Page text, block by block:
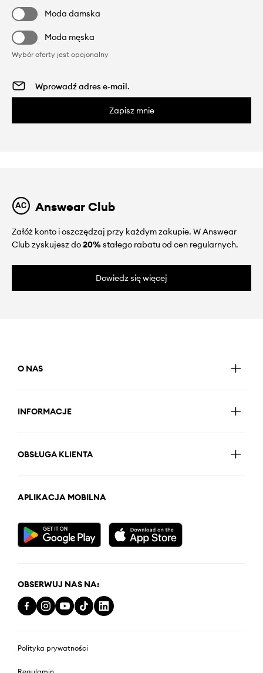
Moda damska
Moda męska
Wybór oferty jest opcjonalny
Zapisz mnie
Answear Club
Załóż konto i oszczędzaj przy każdym zakupie. W Answear
Club zyskujesz do20%stałego rabatu od cen regularnych.
Dowiedz się więcej
O NAS
INFORMACJE
OBSŁUGA KLIENTA
APLIKACJA MOBILNA
OBSERWUJ NAS NA:
Polityka prywatności